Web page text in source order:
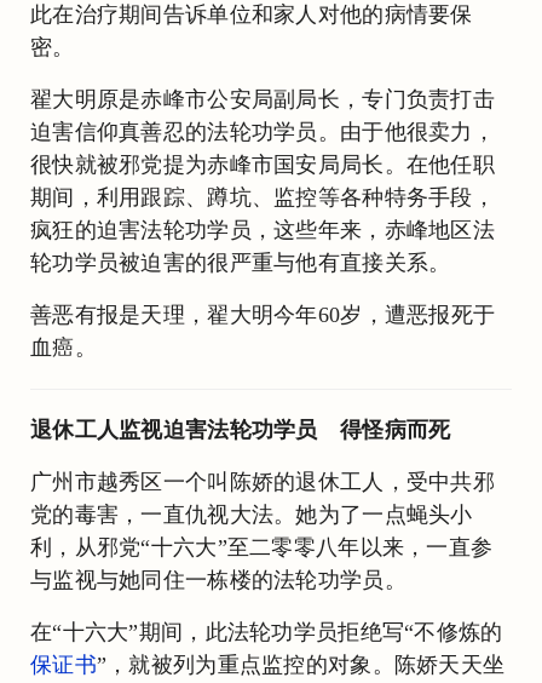
此在治疗期间告诉单位和家人对他的病情要保
密。
翟大明原是赤峰市公安局副局长，专门负责打击
迫害信仰真善忍的法轮功学员。由于他很卖力，
很快就被邪党提为赤峰市国安局局长。在他任职
期间，利用跟踪、蹲坑、监控等各种特务手段，
疯狂的迫害法轮功学员，这些年来，赤峰地区法
轮功学员被迫害的很严重与他有直接关系。
善恶有报是天理，翟大明今年60岁，遭恶报死于
血癌。
退休工人监视迫害法轮功学员 得怪病而死
广州市越秀区一个叫陈娇的退休工人，受中共邪
党的毒害，一直仇视大法。她为了一点蝇头小
利，从邪党“十六大”至二零零八年以来，一直参
与监视与她同住一栋楼的法轮功学员。
在“十六大”期间，此法轮功学员拒绝写“不修炼的
保证书”，就被列为重点监控的对象。陈娇天天坐